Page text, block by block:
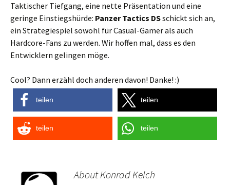
Taktischer Tiefgang, eine nette Präsentation und eine
geringe Einstiegshürde: Panzer Tactics DSschickt sich an,
ein Strategiespiel sowohl für Casual-Gamer als auch
Hardcore-Fans zu werden. Wir hoffen mal, dass es den
Entwicklern gelingen möge.
Cool? Dann erzähl doch anderen davon! Danke! :)
teilen teilen
teilen teilen
About Konrad Kelch